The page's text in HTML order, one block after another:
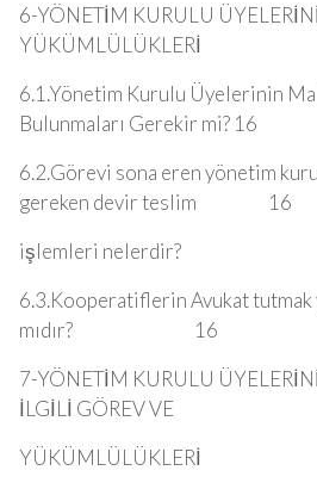
6-YÖNETİM KURULU
YÜKÜMLÜLÜKLERİ
6.1.Yönetim Kurulu Üyelerinin
Bulunmaları Gerekir mi? 16
6.2.Görevi sona eren yönetim
gereken devir teslim 16
işlemleri nelerdir?
6.3.Kooperatiflerin Avukat
mıdır? 16
7-YÖNETİM KURULU
İLGİLİ GÖREV VE
YÜKÜMLÜLÜKLERİ